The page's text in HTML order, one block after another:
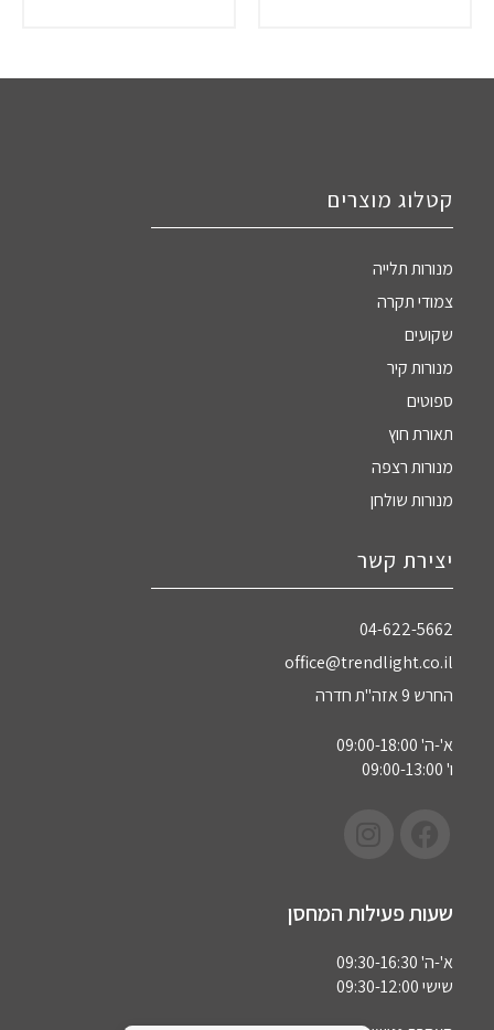
קטלוג מוצרים
מנורות תלייה
צמודי תקרה
שקועים
מנורות קיר
ספוטים
תאורת חוץ
מנורות רצפה
מנורות שולחן
יצירת קשר
04-622-5662‏
office@trendlight.co.il
החרש 9 אזה"ת חדרה
א'-ה' 09:00-18:00
ו' 09:00-13:00
שעות פעילות המחסן
א'-ה' 09:30-16:30
שישי 09:30-12:00